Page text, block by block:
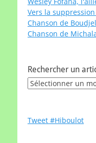
Vers la
Chanson de
Chanson de
Rechercher un
Rechercher
date
Tweet #Hiboulot